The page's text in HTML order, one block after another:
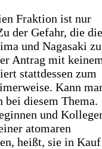
Fraktion ist nur
der Gefahr, die die
und Nagasaki zu
Antrag mit
stattdessen zum
Kann
bei diesem Thema.
und
atomaren
heißt, sie in Kauf